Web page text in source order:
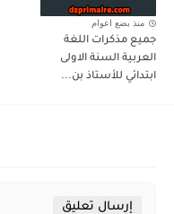
منذ بضع اعوام
جميع مذكرات اللغة
العربية السنة الاولى
ابتدائي للأستاذ بن...
إرسال تعليق